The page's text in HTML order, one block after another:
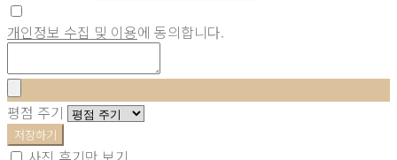
개인정보 수집 및 이용에 동의합니다.
평점 주기
저장하기